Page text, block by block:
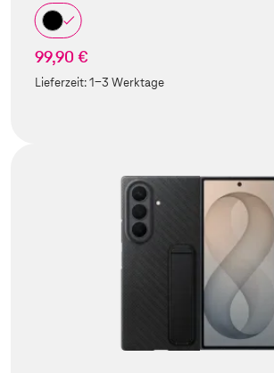
99,90 €
Lieferzeit:1-3 Werktage